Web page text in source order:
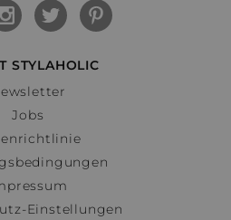
STYLAHOLIC
Jobs
Einstellungen